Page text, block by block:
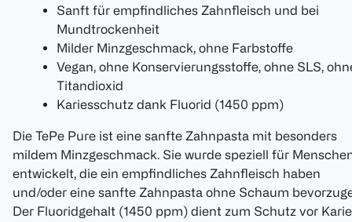
Sanft für empfindliches Zahnfleisch und bei
Mundtrockenheit
Milder Minzgeschmack, ohne Farbstoffe
Vegan, ohne Konservierungsstoffe, ohne SLS,
Titandioxid
Kariesschutz dank Fluorid (1450 ppm)
Die TePe Pure ist eine sanfte Zahnpasta mit besonders
mildem Minzgeschmack. Sie wurde speziell für
entwickelt, die ein empfindliches Zahnfleisch haben
und/oder eine sanfte Zahnpasta ohne Schaum
Der Fluoridgehalt (1450 ppm) dient zum Schutz vor